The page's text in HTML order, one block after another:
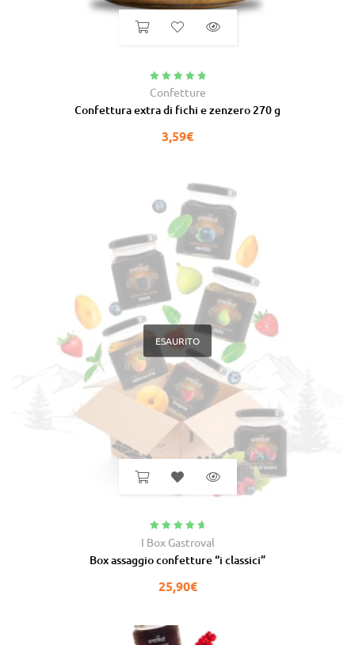
Valutato 5.00
Confetture
Confettura extra di fichi e zenzero 270 g
3,59€
ESAURITO
Valutato
4.91
I Box Gastroval
Box assaggio confetture “i classici”
25,90€